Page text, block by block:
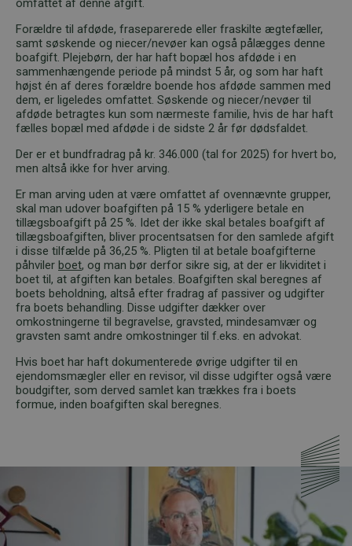
omfattet af denne afgift.
Forældre til afdøde, fraseparerede eller fraskilte ægtefæller,
samt søskende og niecer/nevøer kan også pålægges denne
boafgift. Plejebørn, der har haft bopæl hos afdøde i en
sammenhængende periode på mindst 5 år, og som har haft
højst én af deres forældre boende hos afdøde sammen med
dem, er ligeledes omfattet. Søskende og niecer/nevøer til
afdøde betragtes kun som nærmeste familie, hvis de har haft
fælles bopæl med afdøde i de sidste 2 år før dødsfaldet.
Der er et bundfradrag på kr. 346.000 (tal for 2025) for hvert bo,
men altså ikke for hver arving.
Er man arving uden at være omfattet af ovennævnte grupper,
skal man udover boafgiften på 15 % yderligere betale en
tillægsboafgift på 25 %. Idet der ikke skal betales boafgift af
tillægsboafgiften, bliver procentsatsen for den samlede afgift
i disse tilfælde på 36,25 %. Pligten til at betale boafgifterne
påhviler boet, og man bør derfor sikre sig, at der er likviditet i
boet til, at afgiften kan betales. Boafgiften skal beregnes af
boets beholdning, altså efter fradrag af passiver og udgifter
fra boets behandling. Disse udgifter dækker over
omkostningerne til begravelse, gravsted, mindesamvær og
gravsten samt andre omkostninger til f.eks. en advokat.
Hvis boet har haft dokumenterede øvrige udgifter til en
ejendomsmægler eller en revisor, vil disse udgifter også være
boudgifter, som derved samlet kan trækkes fra i boets
formue, inden boafgiften skal beregnes.